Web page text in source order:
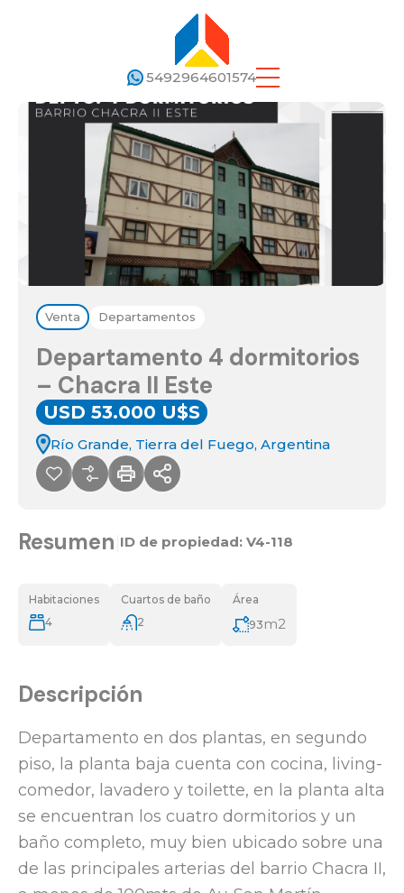
5492964601574
Venta Departamentos
Departamento 4 dormitorios
– Chacra II Este
USD 53.000 U$S
Río Grande, Tierra del Fuego, Argentina
Resumen ID de propiedad: V4-118
Habitaciones
4
Cuartos de baño
2
Área
93 m2
Descripción
Departamento en dos plantas, en segundo
piso, la planta baja cuenta con cocina, living-
comedor, lavadero y toilette, en la planta alta
se encuentran los cuatro dormitorios y un
baño completo, muy bien ubicado sobre una
de las principales arterias del barrio Chacra II,